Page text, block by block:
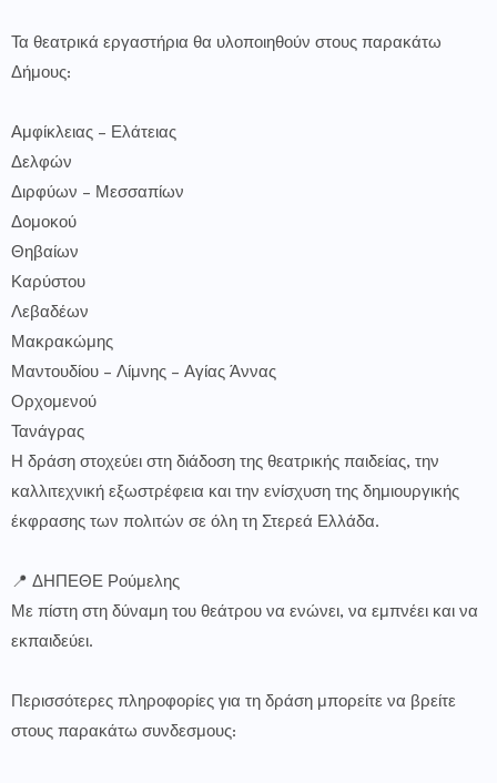
Τα θεατρικά εργαστήρια θα υλοποιηθούν στους παρακάτω
Δήμους:
Αμφίκλειας – Ελάτειας
Δελφών
Διρφύων – Μεσσαπίων
Δομοκού
Θηβαίων
Καρύστου
Λεβαδέων
Μακρακώμης
Μαντουδίου – Λίμνης – Αγίας Άννας
Ορχομενού
Τανάγρας
Η δράση στοχεύει στη διάδοση της θεατρικής παιδείας, την
καλλιτεχνική εξωστρέφεια και την ενίσχυση της δημιουργικής
έκφρασης των πολιτών σε όλη τη Στερεά Ελλάδα.
📍 ΔΗΠΕΘΕ Ρούμελης
Με πίστη στη δύναμη του θεάτρου να ενώνει, να εμπνέει και να
εκπαιδεύει.
Περισσότερες πληροφορίες για τη δράση μπορείτε να βρείτε
στους παρακάτω συνδεσμους: